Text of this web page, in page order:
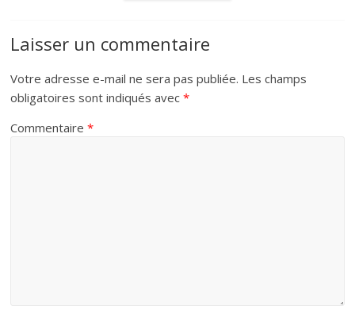
Laisser un commentaire
Votre adresse e-mail ne sera pas publiée. Les champs
obligatoires sont indiqués avec*
Commentaire*